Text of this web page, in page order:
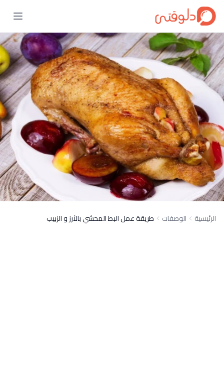
الرئيسية الوصفات طريقة عمل البط المحشي بالأرز و الزبيب